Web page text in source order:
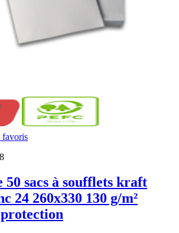
favoris
50 sacs à soufflets kraft
24 260x330 130 g/m²